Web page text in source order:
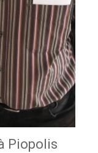
Piopolis